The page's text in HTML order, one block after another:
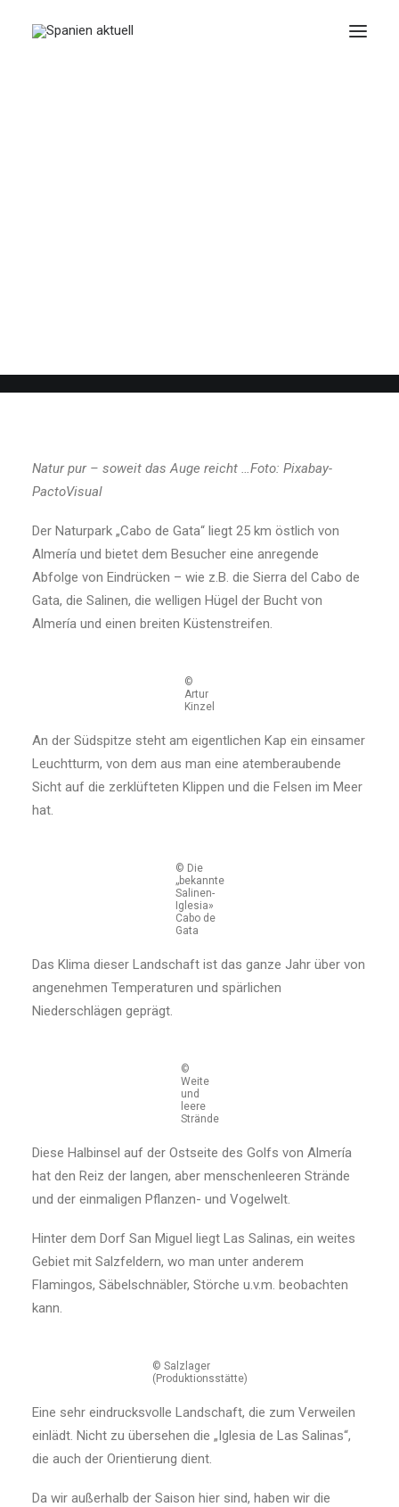
Natur pur – soweit das Auge reicht …Foto: Pixabay-
PactoVisual
Der Naturpark „Cabo de Gata“ liegt 25 km östlich von
Almería und bietet dem Besucher eine anregende
Abfolge von Eindrücken – wie z.B. die Sierra del Cabo de
Gata, die Salinen, die welligen Hügel der Bucht von
Almería und einen breiten Küstenstreifen.
©
Artur
Kinzel
An der Südspitze steht am eigentlichen Kap ein einsamer
Leuchtturm, von dem aus man eine atemberaubende
Sicht auf die zerklüfteten Klippen und die Felsen im Meer
hat.
© Die
„bekannte
Salinen-
Iglesia»
Cabo de
Gata
Das Klima dieser Landschaft ist das ganze Jahr über von
angenehmen Temperaturen und spärlichen
Niederschlägen geprägt.
©
Weite
und
leere
Strände
Diese Halbinsel auf der Ostseite des Golfs von Almería
hat den Reiz der langen, aber menschenleeren Strände
und der einmaligen Pflanzen- und Vogelwelt.
Hinter dem Dorf San Miguel liegt Las Salinas, ein weites
Gebiet mit Salzfeldern, wo man unter anderem
Flamingos, Säbelschnäbler, Störche u.v.m. beobachten
kann.
© Salzlager
(Produktionsstätte)
Eine sehr eindrucksvolle Landschaft, die zum Verweilen
einlädt. Nicht zu übersehen die „Iglesia de Las Salinas“,
die auch der Orientierung dient.
Da wir außerhalb der Saison hier sind, haben wir die